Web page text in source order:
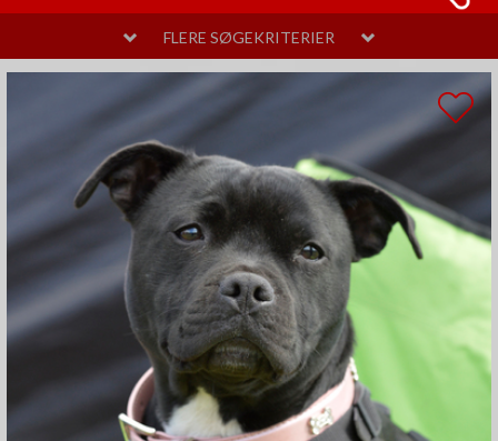
MELLEM
MELLEM
MEGET
TEMPERAMENT
MELLEM
SELVSTÆNDIG
ANDRE EGENSKABER
GOD TIL AGILITY
GOD TIL ÆLDRE
BØRNEVENLIG
JAGTHUND
BRUGSHUND
GØR SJÆLDENT
FLERE SØGEKRITERIER